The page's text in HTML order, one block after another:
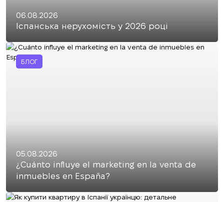
06.08.2026
Іспанська нерухомість у 2026 році
БЛОГ
05.08.2026
¿Cuánto influye el marketing en la venta de
inmuebles en España?